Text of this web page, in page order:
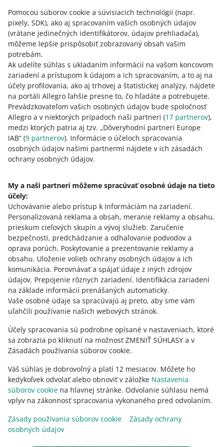
Pomocou súborov cookie a súvisiacich technológií (napr.
pixely, SDK), ako aj spracovaním vašich osobných údajov
(vrátane jedinečných identifikátorov, údajov prehliadača),
môžeme lepšie prispôsobiť zobrazovaný obsah vašim
potrebám.
Ak udelíte súhlas s ukladaním informácií na vašom koncovom
zariadení a prístupom k údajom a ich spracovaním, a to aj na
účely profilovania, ako aj trhovej a štatistickej analýzy, nájdete
na portáli Allegro ľahšie presne to, čo hľadáte a potrebujete.
Prevádzkovateľom vašich osobných údajov bude spoločnosť
Allegro a v niektorých prípadoch naši partneri (17 partnerov),
medzi ktorých patria aj tzv. „Dôveryhodní partneri Europe
IAB“ (9 partnerov). Informácie o účeloch spracovania
osobných údajov našimi partnermi nájdete v ich zásadách
ochrany osobných údajov.
My a naši partneri môžeme spracúvať osobné údaje na tieto
účely:
Uchovávanie alebo prístup k informáciám na zariadení.
Personalizovaná reklama a obsah, meranie reklamy a obsahu,
prieskum cieľových skupín a vývoj služieb. Zaručenie
bezpečnosti, predchádzanie a odhaľovanie podvodov a
oprava porúch. Poskytovanie a prezentovanie reklamy a
obsahu. Uloženie volieb ochrany osobných údajov a ich
komunikácia. Porovnávať a spájať údaje z iných zdrojov
údajov. Prepojenie rôznych zariadení. Identifikácia zariadení
na základe informácií prenášaných automaticky.
Vaše osobné údaje sa spracúvajú aj preto, aby sme vám
uľahčili používanie našich webových stránok.
Účely spracovania sú podrobne opísané v nastaveniach, ktoré
sa zobrazia po kliknutí na možnosť ZMENIŤ SÚHLASY a v
Zásadách používania súborov cookie.
Váš súhlas je dobrovoľný a platí 12 mesiacov. Môžete ho
kedykoľvek odvolať alebo obnoviť v záložke Nastavenia
súborov cookie na hlavnej stránke. Odvolanie súhlasu nemá
vplyv na zákonnosť spracovania vykonaného pred odvolaním.
Zásady používania súborov cookie
Zásady ochrany
osobných údajov
požiadavkám, čoskoro vám poskytneme beta verziu
nástroja na označovanie obrázkov vo vašich ponukách
vygenerovaných umelou inteligenciou.
ČÍTAŤ VIAC
Táto stránka je dostupná aj v iných jazykoch
o allegro.pl
polski
čeština
English
slovenčina
o allegro.cz
polski
čeština
English
slovenčina
o allegro.sk
polski
English
slovenčina
vzhľad: svetlý motív